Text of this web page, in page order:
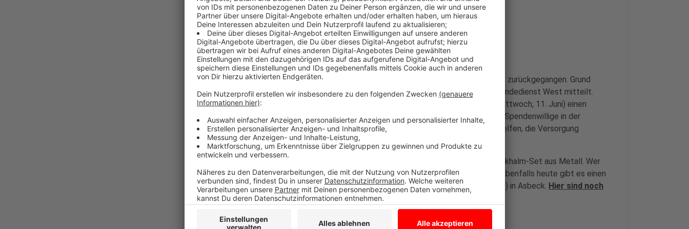
Blutspenden dringend benötigt
Anzeige
Die Zahl der Blutspenden ist in den vergangenen Wochen deutlich zurückgegangen. Grund
dafür sind die vielen Feier- und Brückentage, wie der DRK Blutspendedienst West mitteilt.
Damit es zu keiner Notlage kommt, organisiert das DRK heute (Mittwoch, 11. Juni) einen
Blutspende-Sondertermin in Heiden. Von 17 bis 20.30 Uhr können Spendenwillige in der
Ludgerus-Hauptschule vorbeikommen und mit ihrer Blutspende helfen, die Versorgung
sicherzustellen.
Als kleines Dankeschön erhält jeder Spender ein nachhaltiges Trinkhalm-Set aus Metall. Wer
heute keine Zeit hat, kann auch auf andere Termine ausweichen: Ebenfalls heute gibt es einen
Blutspendetermin in Borken-Gemen, morgen (Donnerstag, 12. Juni) in Asbeck. Hier sind noch
weitere Termine.